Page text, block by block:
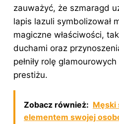
zauważyć, że szmaragd
lapis lazuli symbolizował
magiczne właściwości,
duchami oraz
pełniły rolę
prestiżu.
Zobacz również: Męski
elementem swojej